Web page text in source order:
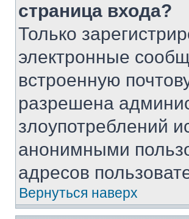
страница входа?
Только
электронные
встроенную
разрешена
злоупотреблений
анонимными
адресов
Вернуться наверх